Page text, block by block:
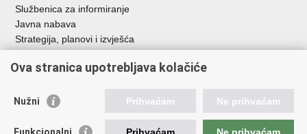
Službenica za informiranje
Javna nabava
Strategija, planovi i izvješća
Korisne poveznice
Ova stranica upotrebljava kolačiće
Nužni Prihvaćam Ne prihvaćam
Funkcionalni Prihvaćam Ne prihvaćam